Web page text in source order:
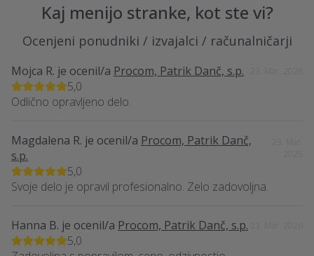
Kaj menijo stranke, kot ste vi?
Ocenjeni ponudniki / izvajalci / računalničarji
Mojca R. je ocenil/a Procom, Patrik Danč, s.p.
5,0
Odlično opravljeno delo.
Magdalena R. je ocenil/a Procom, Patrik Danč,
s.p.
5,0
Svoje delo je opravil profesionalno. Zelo zadovoljna.
Hanna B. je ocenil/a Procom, Patrik Danč, s.p.
5,0